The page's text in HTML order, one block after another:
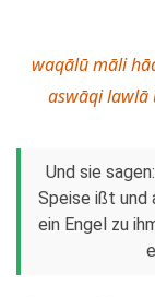
waqālū māli
aswāqi lawlā
Und sie
Speise ißt und
ein Engel zu